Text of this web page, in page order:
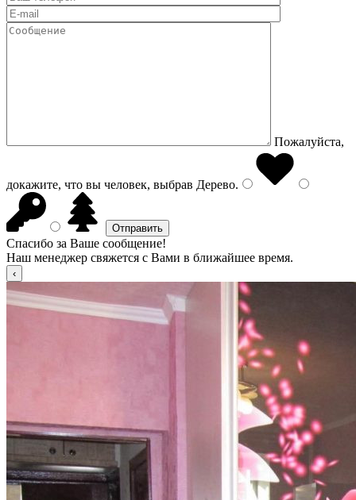
Пожалуйста,
докажите, что вы человек, выбрав Дерево.
Спасибо за Ваше сообщение!
Наш менеджер свяжется с Вами в ближайшее время.